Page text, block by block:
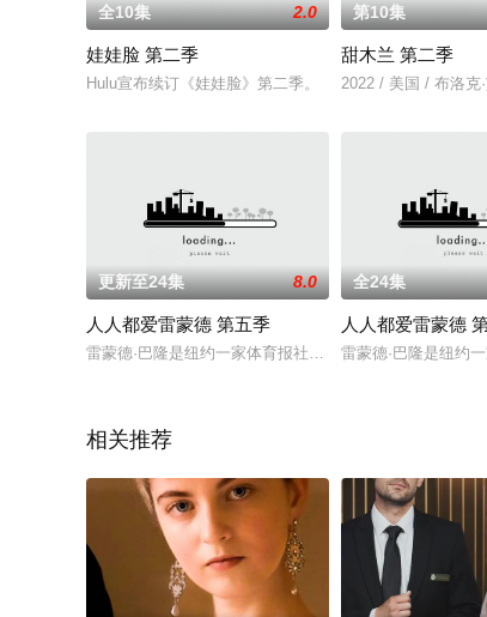
全10集 2.0
娃娃脸 第二季
Hulu宣布续订《娃娃脸》第二季。
第10集
甜木兰 第二季
2022 / 美国 / 布洛克
更新至24集 8.0
人人都爱雷蒙德 第五季
雷蒙德·巴隆是纽约一家体育报社的记者。他与妻子戴博
全24集
人人都爱雷蒙德
雷蒙德·巴隆是纽约
相关推荐